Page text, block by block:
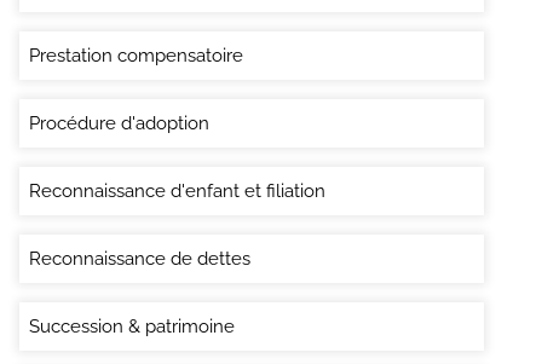
Prestation compensatoire
Procédure d'adoption
Reconnaissance d'enfant et filiation
Reconnaissance de dettes
Succession & patrimoine